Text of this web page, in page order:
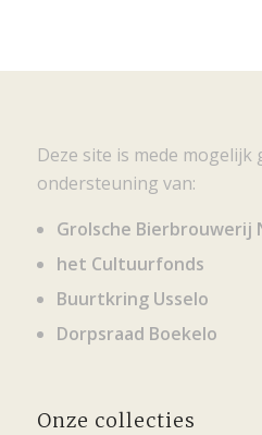
Deze site is mede mogelijk
ondersteuning van:
Grolsche Bierbrouwerij
het Cultuurfonds
Buurtkring Usselo
Dorpsraad Boekelo
Onze collecties